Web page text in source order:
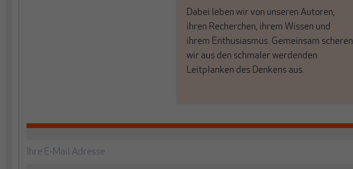
Dabei leben wir von unseren Autoren,
ihren Recherchen, ihrem Wissen und
ihrem Enthusiasmus. Gemeinsam scheren
wir aus den schmaler werdenden
Leitplanken des Denkens aus.